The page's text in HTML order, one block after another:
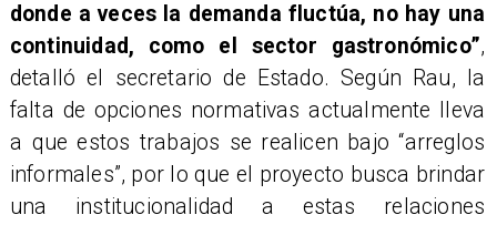
donde a veces la demanda fluctúa, no hay una
continuidad, como el sector gastronómico”,
detalló el secretario de Estado. Según Rau, la
falta de opciones normativas actualmente lleva
a que estos trabajos se realicen bajo “arreglos
informales”, por lo que el proyecto busca brindar
una institucionalidad a estas relaciones